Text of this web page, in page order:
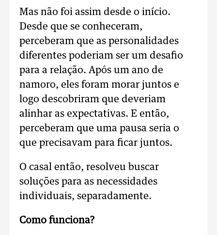
Mas não foi assim desde o início.
Desde que se conheceram,
perceberam que as personalidades
diferentes poderiam ser um desafio
para a relação. Após um ano de
namoro, eles foram morar juntos e
logo descobriram que deveriam
alinhar as expectativas. E então,
perceberam que uma pausa seria o
que precisavam para ficar juntos.
O casal então, resolveu buscar
soluções para as necessidades
individuais, separadamente.
Como funciona?